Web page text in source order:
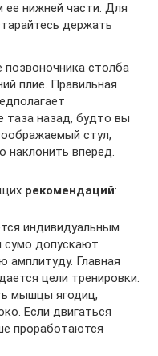
нижней части. Для
держать
позвоночника столба
плие. Правильная
таза назад, будто вы
стул,
наклонить вперед.
рекомендаций:
индивидуальным
сумо допускают
амплитуду. Главная
цели тренировки.
мышцы ягодиц,
Если двигаться
проработаются